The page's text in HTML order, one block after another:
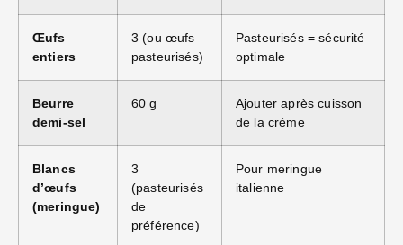
Œufs
entiers
3 (ou œufs
pasteurisés)
Pasteurisés = sécurité
optimale
Beurre
demi-sel
60 g
Ajouter après cuisson
de la crème
Blancs
d’œufs
(meringue)
3
(pasteurisés
de
préférence)
Pour meringue
italienne